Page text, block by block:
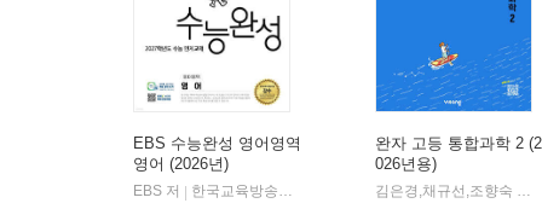
EBS 수능완성 영어영역
영어 (2026년)
EBS 저
한국교육방송공사
완자 고등 통합과학 2 (2
026년용)
김은경,채규선,조향숙 등저